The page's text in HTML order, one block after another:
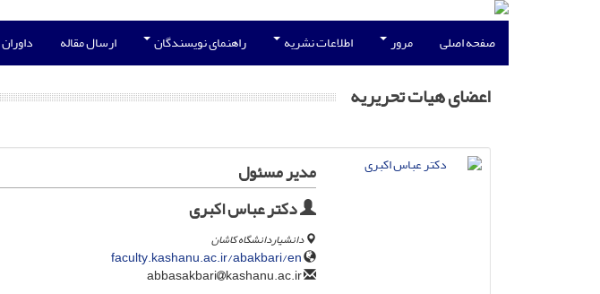
صفحه اصلی مرور اطلاعات نشریه راهنمای نویسندگان ارسال مقاله داوران
اعضای هیات تحریریه
مدیر مسئول
دکتر عباس اکبری
دانشیاردانشگاه کاشان
faculty.kashanu.ac.ir/abakbari/en
kashanu.ac.ir